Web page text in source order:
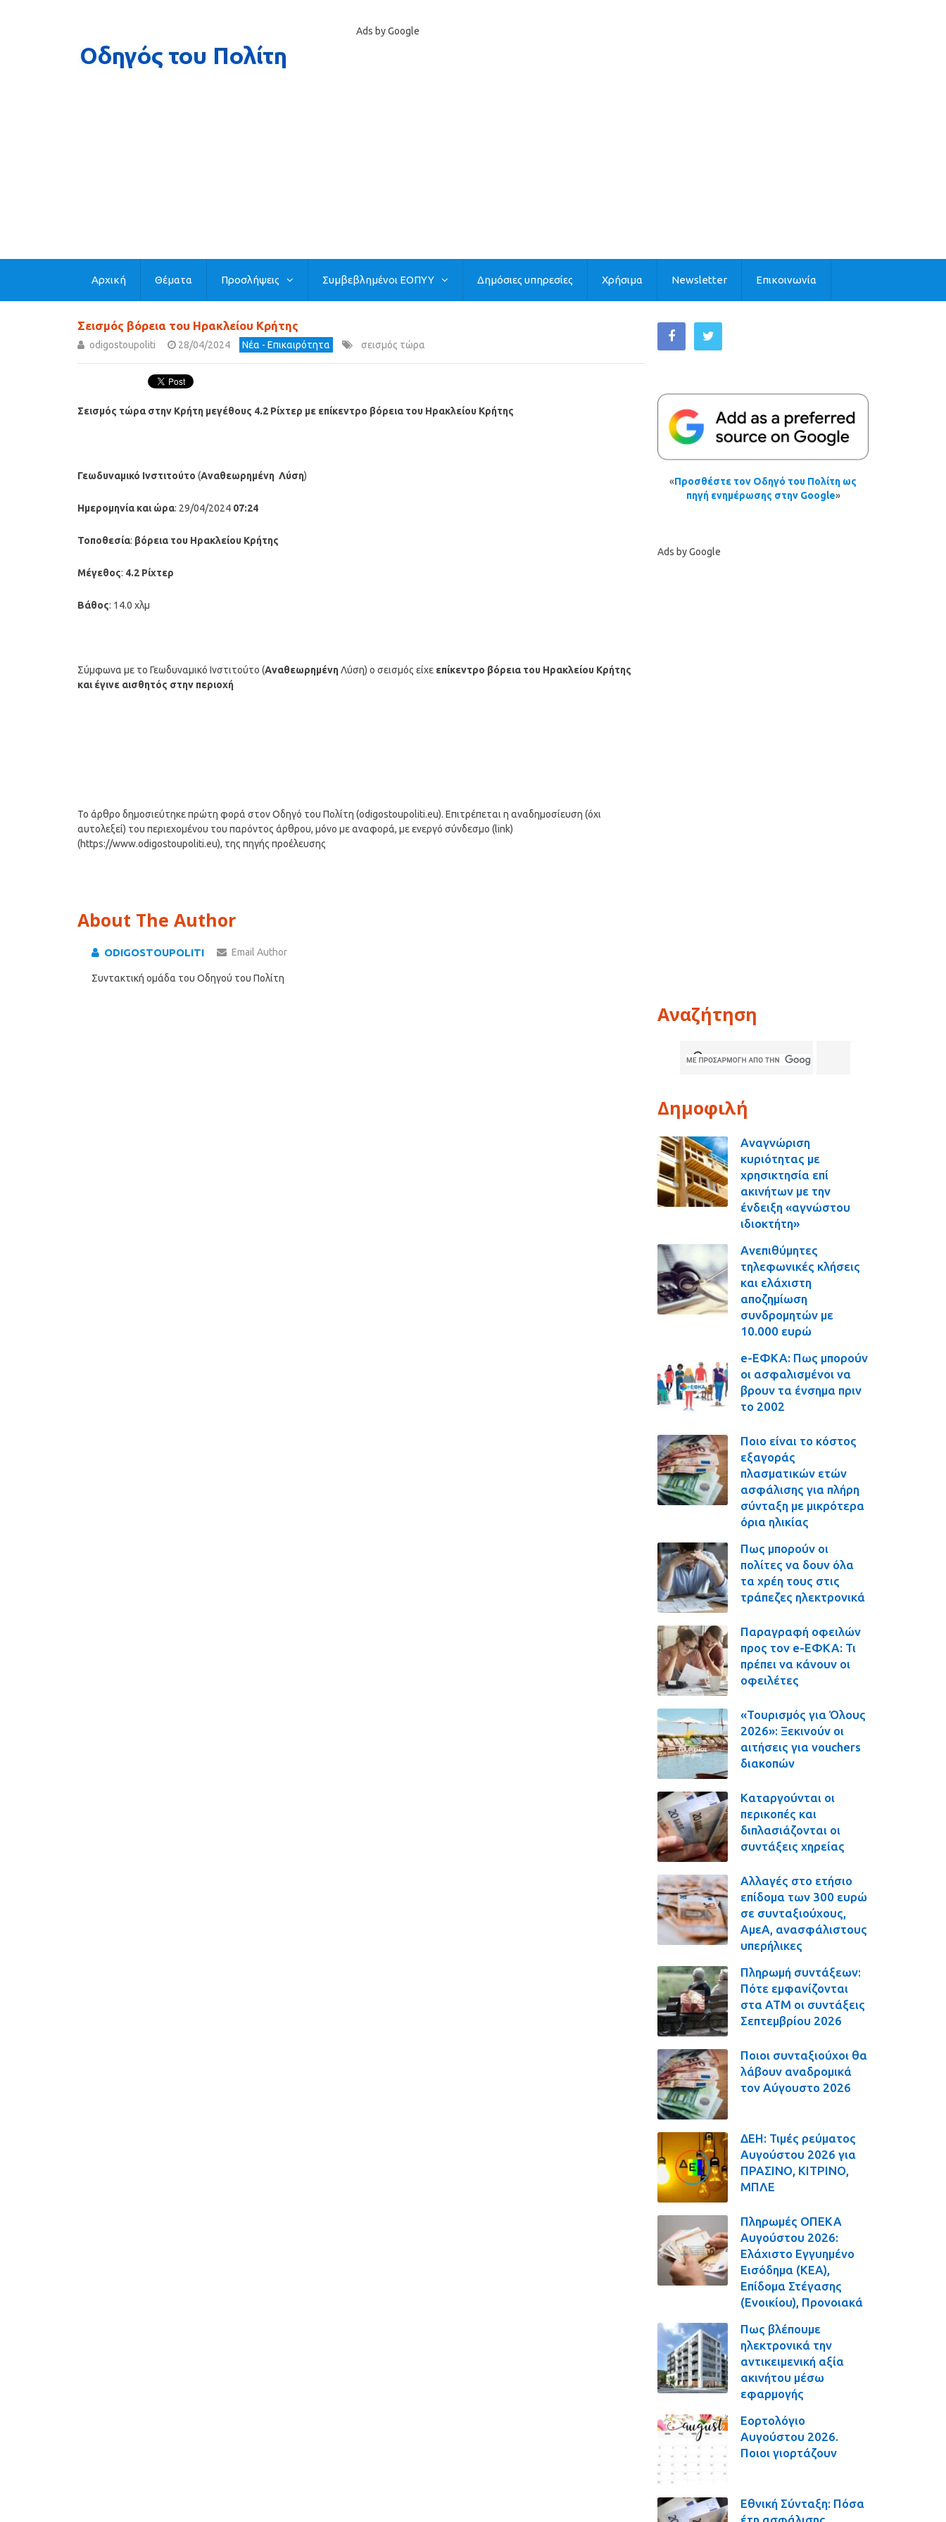
Ads by Google
Αρχική Θέματα Προσλήψεις Συμβεβλημένοι ΕΟΠΥΥ Δημόσιες υπηρεσίες Χρήσιμα Newsletter Επικοινωνία
Σεισμός βόρεια του Ηρακλείου Κρήτης
odigostoupoliti 28/04/2024 Νέα - Επικαιρότητα σεισμός τώρα
Σεισμός τώρα στην Κρήτη μεγέθους 4.2 Ρίχτερ με επίκεντρο βόρεια του Ηρακλείου Κρήτης
Γεωδυναμικό Ινστιτούτο (Αναθεωρημένη Λύση)
Ημερομηνία και ώρα: 29/04/2024 07:24
Τοποθεσία: βόρεια του Ηρακλείου Κρήτης
Μέγεθος: 4.2 Ρίχτερ
Βάθος: 14.0 χλμ
Σύμφωνα με το Γεωδυναμικό Ινστιτούτο (ΑναθεωρημένηΛύση) ο σεισμός είχε επίκεντρο βόρεια του Ηρακλείου Κρήτης
και έγινε αισθητός στην περιοχή
Το άρθρο δημοσιεύτηκε πρώτη φορά στον Οδηγό του Πολίτη (odigostoupoliti.eu). Επιτρέπεται η αναδημοσίευση (όχι
αυτολεξεί) του περιεχομένου του παρόντος άρθρου, μόνο με αναφορά, με ενεργό σύνδεσμο (link)
(https://www.odigostoupoliti.eu), της πηγής προέλευσης
About The Author
ODIGOSTOUPOLITI Email Author
Συντακτική ομάδα του Οδηγού του Πολίτη
«Προσθέστε τον Οδηγό του Πολίτη ως
πηγή ενημέρωσης στην Google»
Ads by Google
Αναζήτηση
Δημοφιλή
Αναγνώριση
κυριότητας με
χρησικτησία επί
ακινήτων με την
ένδειξη «αγνώστου
ιδιοκτήτη»
Ανεπιθύμητες
τηλεφωνικές κλήσεις
και ελάχιστη
αποζημίωση
συνδρομητών με
10.000 ευρώ
e-ΕΦΚΑ: Πως μπορούν
οι ασφαλισμένοι να
βρουν τα ένσημα πριν
το 2002
Ποιο είναι το κόστος
εξαγοράς
πλασματικών ετών
ασφάλισης για πλήρη
σύνταξη με μικρότερα
όρια ηλικίας
Πως μπορούν οι
πολίτες να δουν όλα
τα χρέη τους στις
τράπεζες ηλεκτρονικά
Παραγραφή οφειλών
προς τον e-ΕΦΚΑ: Τι
πρέπει να κάνουν οι
οφειλέτες
«Τουρισμός για Όλους
2026»: Ξεκινούν οι
αιτήσεις για vouchers
διακοπών
Καταργούνται οι
περικοπές και
διπλασιάζονται οι
συντάξεις χηρείας
Αλλαγές στο ετήσιο
επίδομα των 300 ευρώ
σε συνταξιούχους,
ΑμεΑ, ανασφάλιστους
υπερήλικες
Πληρωμή συντάξεων:
Πότε εμφανίζονται
στα ΑΤΜ οι συντάξεις
Σεπτεμβρίου 2026
Ποιοι συνταξιούχοι θα
λάβουν αναδρομικά
τον Αύγουστο 2026
ΔΕΗ: Τιμές ρεύματος
Αυγούστου 2026 για
ΠΡΑΣΙΝΟ, ΚΙΤΡΙΝΟ,
ΜΠΛΕ
Πληρωμές ΟΠΕΚΑ
Αυγούστου 2026:
Ελάχιστο Εγγυημένο
Εισόδημα (ΚΕΑ),
Επίδομα Στέγασης
(Ενοικίου), Προνοιακά
Πως βλέπουμε
ηλεκτρονικά την
αντικειμενική αξία
ακινήτου μέσω
εφαρμογής
Εορτολόγιο
Αυγούστου 2026.
Ποιοι γιορτάζουν
Εθνική Σύνταξη: Πόσα